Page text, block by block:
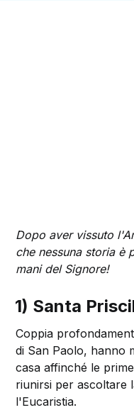
Dopo aver vissuto
che nessuna storia è
mani del Signore!
1) Santa
Coppia
di San Paolo, hanno
casa affinché le
riunirsi per ascoltare
l'Eucaristia.